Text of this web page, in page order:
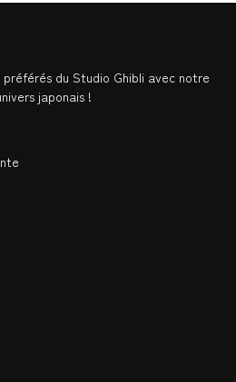
du Studio Ghibli avec notre
japonais !